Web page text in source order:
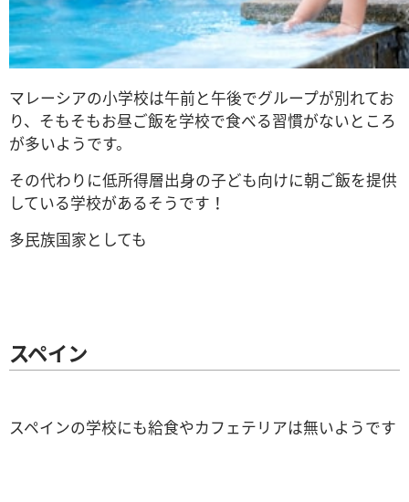
マレーシアの小学校は午前と午後でグループが別れてお
り、そもそもお昼ご飯を学校で食べる習慣がないところ
が多いようです。
その代わりに低所得層出身の子ども向けに朝ご飯を提供
している学校があるそうです！
多民族国家としても
スペイン
スペインの学校にも給食やカフェテリアは無いようです